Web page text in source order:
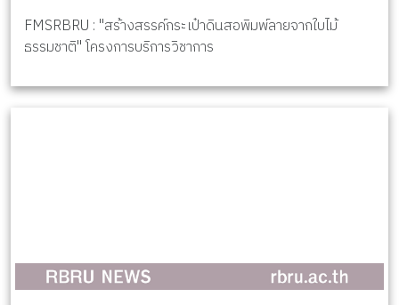
FMSRBRU : "สร้างสรรค์กระเป๋าดินสอพิมพ์ลายจากใบไม้
ธรรมชาติ" โครงการบริการวิชาการ